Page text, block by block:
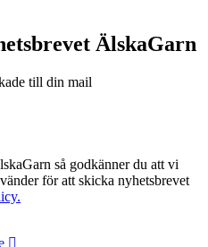
ÄlskaGarn
till din mail
så godkänner du att vi
för att skicka nyhetsbrevet